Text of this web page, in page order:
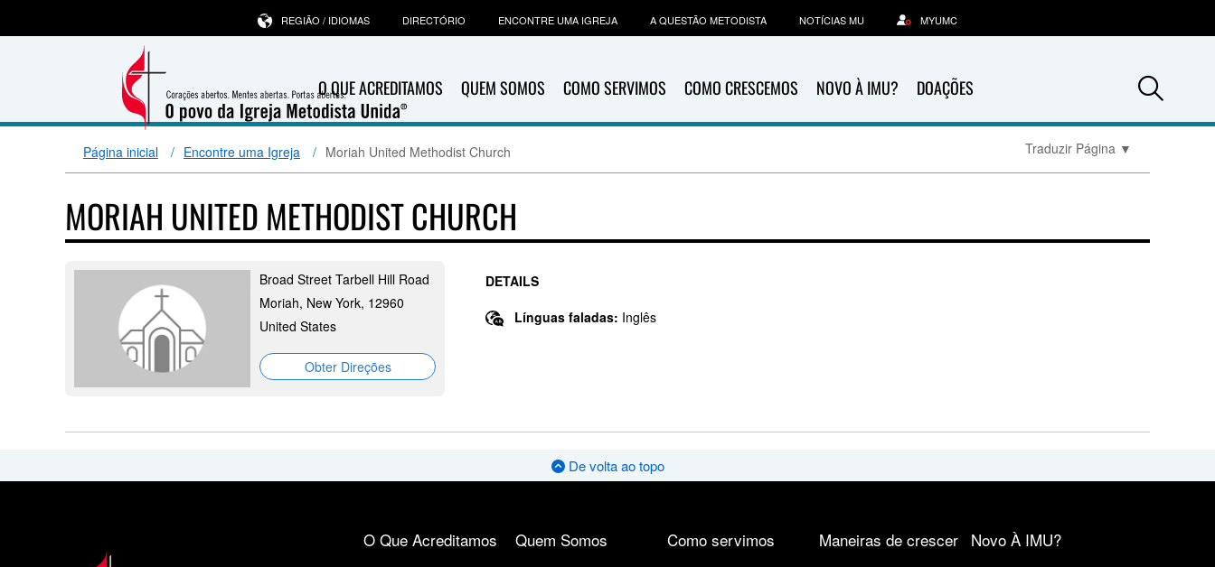
O QUE ACREDITAMOS QUEM SOMOS COMO SERVIMOS COMO CRESCEMOS NOVO À IMU? DOAÇÕES
REGIÃO / IDIOMAS DIRECTÓRIO ENCONTRE UMA IGREJA A QUESTÃO METODISTA NOTÍCIAS MU MYUMC
Página inicial Encontre uma Igreja Moriah United Methodist Church Traduzir Página ▼
MORIAH UNITED METHODIST CHURCH
Broad Street Tarbell Hill Road
Moriah, New York, 12960
United States
Obter Direções
DETAILS
Línguas faladas: Inglês
De volta ao topo
O Que Acreditamos Quem Somos Como servimos Maneiras de crescer Novo À IMU?